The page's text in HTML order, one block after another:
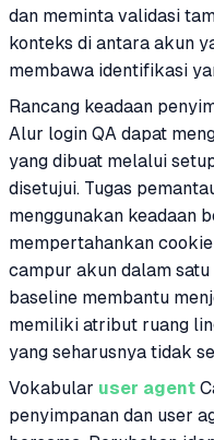
dan meminta validasi
konteks di antara akun
membawa identifikasi
Rancang keadaan
Alur login QA dapat
yang dibuat melalui
disetujui. Tugas
menggunakan keadaan
mempertahankan
campur akun dalam satu
baseline membantu
memiliki atribut ruang
yang seharusnya tidak
Vokabular user agent
penyimpanan dan user